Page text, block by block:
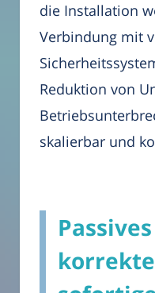
die Installation
Verbindung mit
Reduktion von
skalierbar und